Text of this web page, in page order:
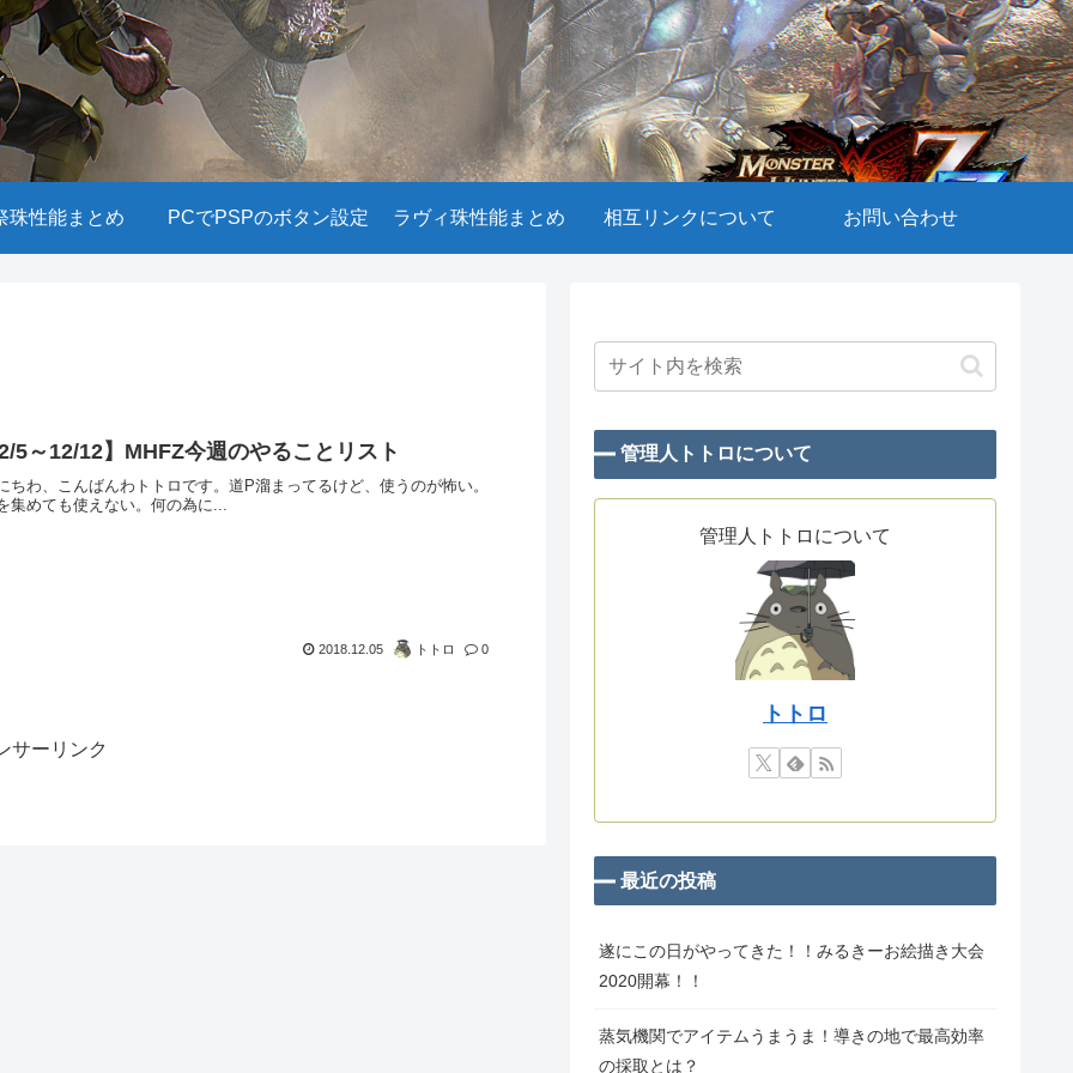
珠性能まとめ PCでPSPのボタン設定 ラヴィ珠性能まとめ 相互リンクについて お問い合わせ
5～12/12】MHFZ今週のやることリスト
ちわ、こんばんわトトロです。道P溜まってるけど、使うのが怖い。
集めても使えない。何の為に...
2018.12.05 トトロ 0
サーリンク
管理人トトロについて
管理人トトロについて
トトロ
最近の投稿
遂にこの日がやってきた！！みるきーお絵描き大会
2020開幕！！
蒸気機関でアイテムうまうま！導きの地で最高効率
の採取とは？